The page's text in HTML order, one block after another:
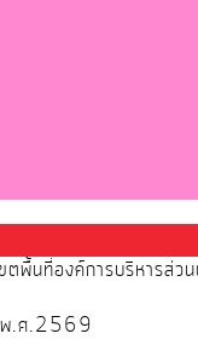
ตพื้นที่องค์การบริหารส่ว
พ.ศ.2569